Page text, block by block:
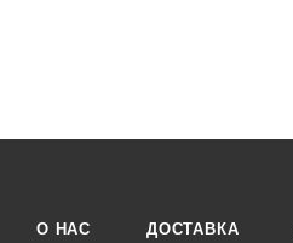
О НАС ДОСТАВКА